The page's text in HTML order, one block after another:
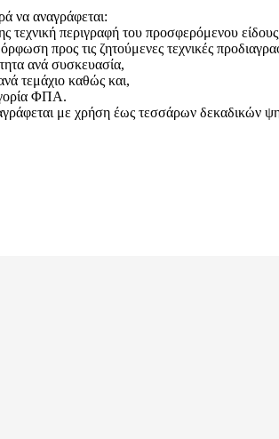
να αναγράφεται:
τεχνική περιγραφή του προσφερόμενου
προς τις ζητούμενες τεχνικές
ανά συσκευασία,
τεμάχιο καθώς και,
ΦΠΑ.
με χρήση έως τεσσάρων δεκαδικών